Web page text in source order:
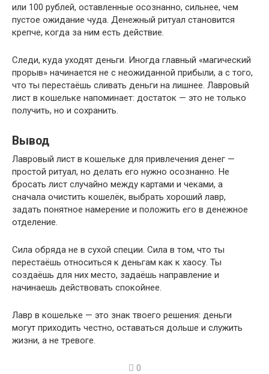
или 100 рублей, оставленные осознанно, сильнее, чем
пустое ожидание чуда. Денежный ритуал становится
крепче, когда за ним есть действие.
Следи, куда уходят деньги. Иногда главный «магический
прорыв» начинается не с неожиданной прибыли, а с того,
что ты перестаёшь сливать деньги на лишнее. Лавровый
лист в кошельке напоминает: достаток — это не только
получить, но и сохранить.
Вывод
Лавровый лист в кошельке для привлечения денег —
простой ритуал, но делать его нужно осознанно. Не
бросать лист случайно между картами и чеками, а
сначала очистить кошелёк, выбрать хороший лавр,
задать понятное намерение и положить его в денежное
отделение.
Сила обряда не в сухой специи. Сила в том, что ты
перестаёшь относиться к деньгам как к хаосу. Ты
создаёшь для них место, задаёшь направление и
начинаешь действовать спокойнее.
Лавр в кошельке — это знак твоего решения: деньги
могут приходить честно, оставаться дольше и служить
жизни, а не тревоге.
0